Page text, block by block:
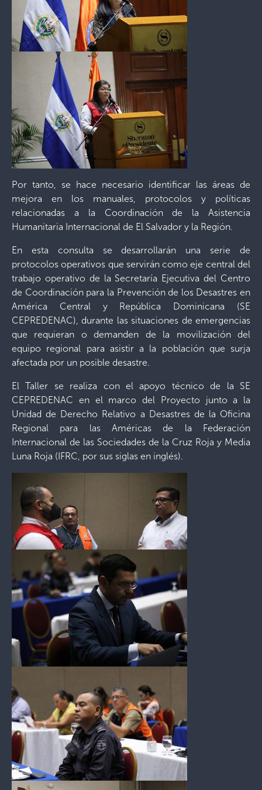
Por tanto, se hace necesario identificar las áreas de
mejora en los manuales, protocolos y políticas
relacionadas a la Coordinación de la Asistencia
Humanitaria Internacional de El Salvador y la Región.
En esta consulta se desarrollarán una serie de
protocolos operativos que servirán como eje central del
trabajo operativo de la Secretaría Ejecutiva del Centro
de Coordinación para la Prevención de los Desastres en
América Central y República Dominicana (SE
CEPREDENAC), durante las situaciones de emergencias
que requieran o demanden de la movilización del
equipo regional para asistir a la población que surja
afectada por un posible desastre.
El Taller se realiza con el apoyo técnico de la SE
CEPREDENAC en el marco del Proyecto junto a la
Unidad de Derecho Relativo a Desastres de la Oficina
Regional para las Américas de la Federación
Internacional de las Sociedades de la Cruz Roja y Media
Luna Roja (IFRC, por sus siglas en inglés).